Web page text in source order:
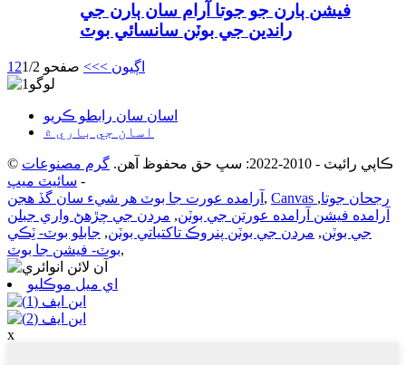
فيشن ٻارن جو جوتا آرام سان ٻارن جي
راندين جي بوٽن سانسائي بوٽ
1 2 اڳيون >>> صفحو 1/2
اسان سان رابطو ڪريو
اسان جي باري ۾
© ڪاپي رائيٽ - 2010-2022: سڀ حق محفوظ آهن.
گرم مصنوعات
- سائيٽ ميپ
آرامده عورت جا بوٽ هر شيء سان گڏ هجن , Canvas رجحان جوتا,
آرامده فيشن آرامده عورتن جي بوٽن, مردن جي چڙهڻ واري جبلن
جي بوٽن, مردن جي بوٽن پنروڪ تاکتياتي بوٽن, جابلو بوٽ- ٽِڪي
بوٽ- فيشن جا بوٽ,
اي ميل موڪليو
x